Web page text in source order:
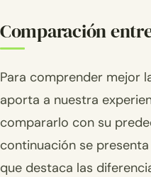
Comparación
Para comprender mejor
aporta a nuestra
compararlo con su
continuación se
que destaca las